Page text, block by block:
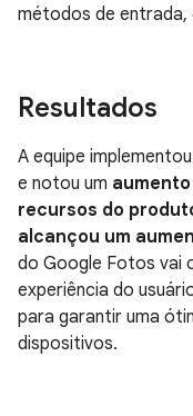
métodos de
Resultados
A equipe
e notou um
recursos do
alcançou um
do Google Fotos vai
experiência do
para garantir uma
dispositivos.